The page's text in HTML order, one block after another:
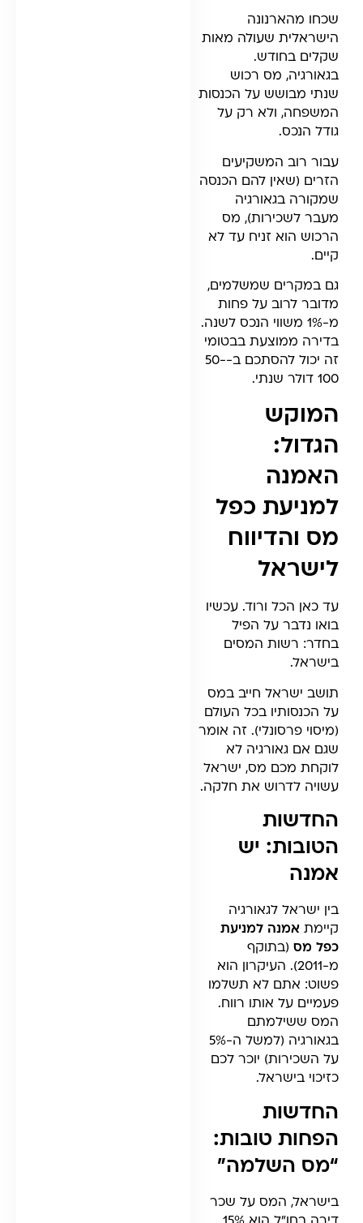
שכחו מהארנונה
הישראלית שעולה מאות
שקלים בחודש.
בגאורגיה, מס רכוש
שנתי מבושש על הכנסות
המשפחה, ולא רק על
גודל הנכס.
עבור רוב המשקיעים
הזרים (שאין להם הכנסה
שמקורה בגאורגיה
מעבר לשכירות), מס
הרכוש הוא זניח עד לא
קיים.
גם במקרים שמשלמים,
מדובר לרוב על פחות
מ-1% משווי הנכס לשנה.
בדירה ממוצעת בבטומי
זה יכול להסתכם ב-50-
100 דולר שנתי.
המוקש
הגדול:
האמנה
למניעת כפל
מס והדיווח
לישראל
עד כאן הכל ורוד. עכשיו
בואו נדבר על הפיל
בחדר: רשות המסים
בישראל.
תושב ישראל חייב במס
על הכנסותיו בכל העולם
(מיסוי פרסונלי). זה אומר
שגם אם גאורגיה לא
לוקחת מכם מס, ישראל
עשויה לדרוש את חלקה.
החדשות
הטובות: יש
אמנה
בין ישראל לגאורגיה
קיימת אמנה למניעת
כפל מס (בתוקף
מ-2011). העיקרון הוא
פשוט: אתם לא תשלמו
פעמיים על אותו רווח.
המס ששילמתם
בגאורגיה (למשל ה-5%
על השכירות) יוכר לכם
כזיכוי בישראל.
החדשות
הפחות טובות:
“מס השלמה”
בישראל, המס על שכר